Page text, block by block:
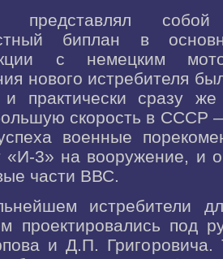
представлял собой
биплан в
с немецким
нового истребителя
практически сразу же
скорость в СССР
военные
«И-3» на вооружение, и
части ВВС.
истребители
проектировались под
и Д.П. Григоровича.